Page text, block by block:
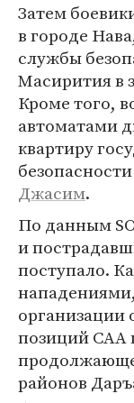
Затем
в городе
службы
Масирития в
Кроме того,
автоматами
квартиру
Джасим.
По данным
и
поступало.
организации
позиций САА
районов